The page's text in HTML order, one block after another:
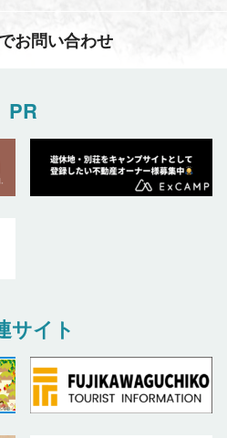
お問い合わせ
PR
サイト